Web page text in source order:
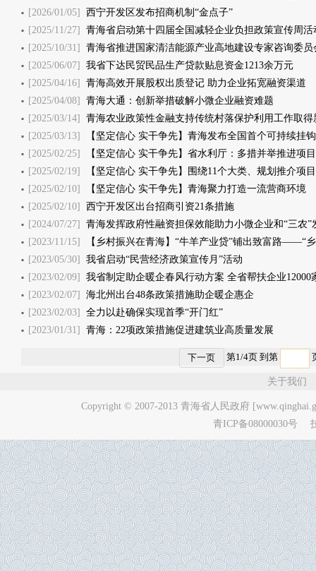
[2026/01/05] 西宁开发区发布招商机制“金点子”
[2025/11/27] 青海省启动第十四届全国减轻企业负担政策宣传周活
[2025/10/31] 青海省推进国家清洁能源产业高地建设专家咨询委员
[2025/06/07] 我省下达民贸民品生产贷款贴息资金1213余万元
[2025/04/16] 青海高效开展股权出质登记 助力企业拓宽融资渠道
[2025/04/08] 青海大通：创新举措破解小微企业融资难题
[2025/03/14] 青海农业政策性金融支持传统村落保护利用工作取得
[2025/03/13]
【坚定信心 实干争先】青海发布全国首个可持续挂
[2025/02/25]
【坚定信心 实干争先】省水利厅：多措并举推进项
[2025/02/19]
【坚定信心 实干争先】围绕11个大类、规划推介项目108个
[2025/02/10]
【坚定信心 实干争先】青海聚力打造一流营商环境
[2025/02/10] 西宁开发区出台招商引资21条措施
[2024/07/27] 青海发挥政府性融资担保效能助力小微企业和“三农”
[2023/11/15]
【乡村振兴在青海】“牛羊产业贷”铺出致富路——“
[2023/05/30] 我省启动“民营经济政策宣传月”活动
[2023/02/09] 我省制定助企暖企春风行动方案 全省帮扶企业12000
[2023/02/07] 海北州出台48条政策措施助企暖企惠企
[2023/02/03] 全力以赴确保实现首季“开门红”
[2023/01/31] 青海：22项政策措施促进建筑业高质量发展
下一页 第1/4页 到第
关于我们
Copyright © 2007-2013 青海省人民政府
青ICP备08000030号